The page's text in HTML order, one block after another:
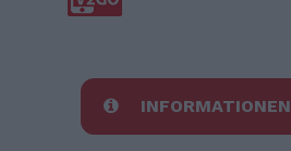
INFORMATIONEN